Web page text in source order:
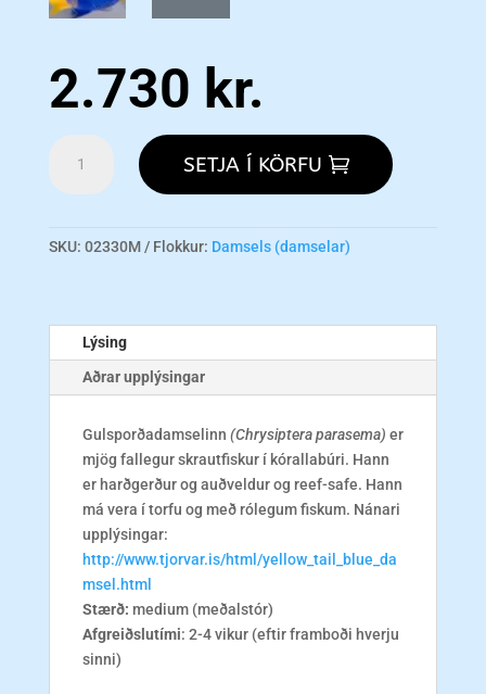
2.730 kr.
M
SETJA Í KÖRFU
SKU: 02330M Flokkur: Damsels (damselar)
Lýsing
Aðrar upplýsingar
Gulsporðadamselinn (Chrysiptera parasema) er
mjög fallegur skrautfiskur í kórallabúri. Hann
er harðgerður og auðveldur og reef-safe. Hann
má vera í torfu og með rólegum fiskum. Nánari
upplýsingar:
http://www.tjorvar.is/html/yellow_tail_blue_da
msel.html
Stærð: medium (meðalstór)
Afgreiðslutími: 2-4 vikur (eftir framboði hverju
sinni)